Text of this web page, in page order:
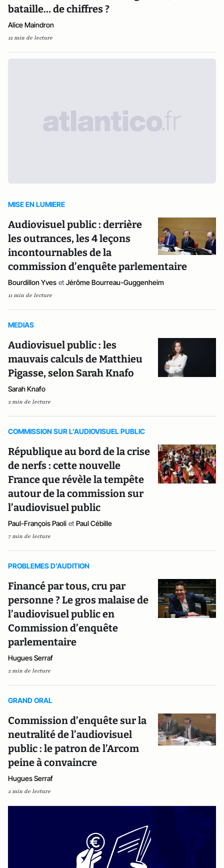
bataille… de chiffres ?
Alice Maindron
12 min de lecture
MISE EN LUMIERE
Audiovisuel public : derrière
les outrances, les 4 leçons
incontournables de la
commission d’enquête parlementaire
Bourdillon Yves et Jérôme Bourreau-Guggenheim
11 min de lecture
MEDIAS
Audiovisuel public : les
mauvais calculs de Matthieu
Pigasse, selon Sarah Knafo
Sarah Knafo
2 min de lecture
COMMISSION SUR L’AUDIOVISUEL PUBLIC
République au bord de la crise
de nerfs : cette nouvelle
France que révèle la tempête
autour de la commission sur
l’audiovisuel public
Paul-François Paoli et Paul Cébille
7 min de lecture
PROBLEMES D’AUDITION
Financé par tous, cru par
personne ? Le gros malaise de
l’audiovisuel public en
Commission d’enquête
parlementaire
Hugues Serraf
2 min de lecture
GRAND ORAL
Commission d’enquête sur la
neutralité de l’audiovisuel
public : le patron de l’Arcom
peine à convaincre
Hugues Serraf
2 min de lecture